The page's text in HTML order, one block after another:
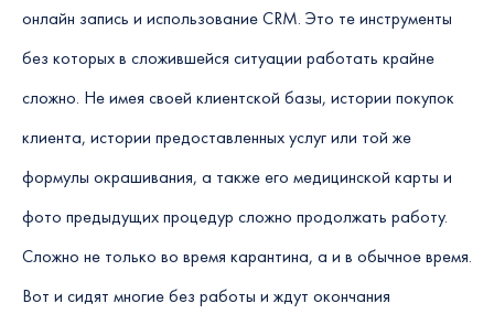
онлайн запись и использование CRM. Это те инструменты
без которых в сложившейся ситуации работать крайне
сложно. Не имея своей клиентской базы, истории покупок
клиента, истории предоставленных услуг или той же
формулы окрашивания, а также его медицинской карты и
фото предыдущих процедур сложно продолжать работу.
Сложно не только во время карантина, а и в обычное время.
Вот и сидят многие без работы и ждут окончания